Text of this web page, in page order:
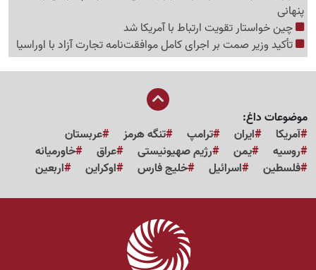
پنهانی
چین خواستار تقویت ارتباط با آمریکا شد
تأکید وزیر صمت بر اجرای کامل موافقت‌نامه تجارت آزاد با اوراسیا
موضوعات داغ:
آمریکا
ایران ترامپ تنگه هرمز
عربستان
روسیه
یمن رژیم صهیونیستی عراق
خاورمیانه
فلسطین
اسرائیل خلیج فارس اوکراین اربعین